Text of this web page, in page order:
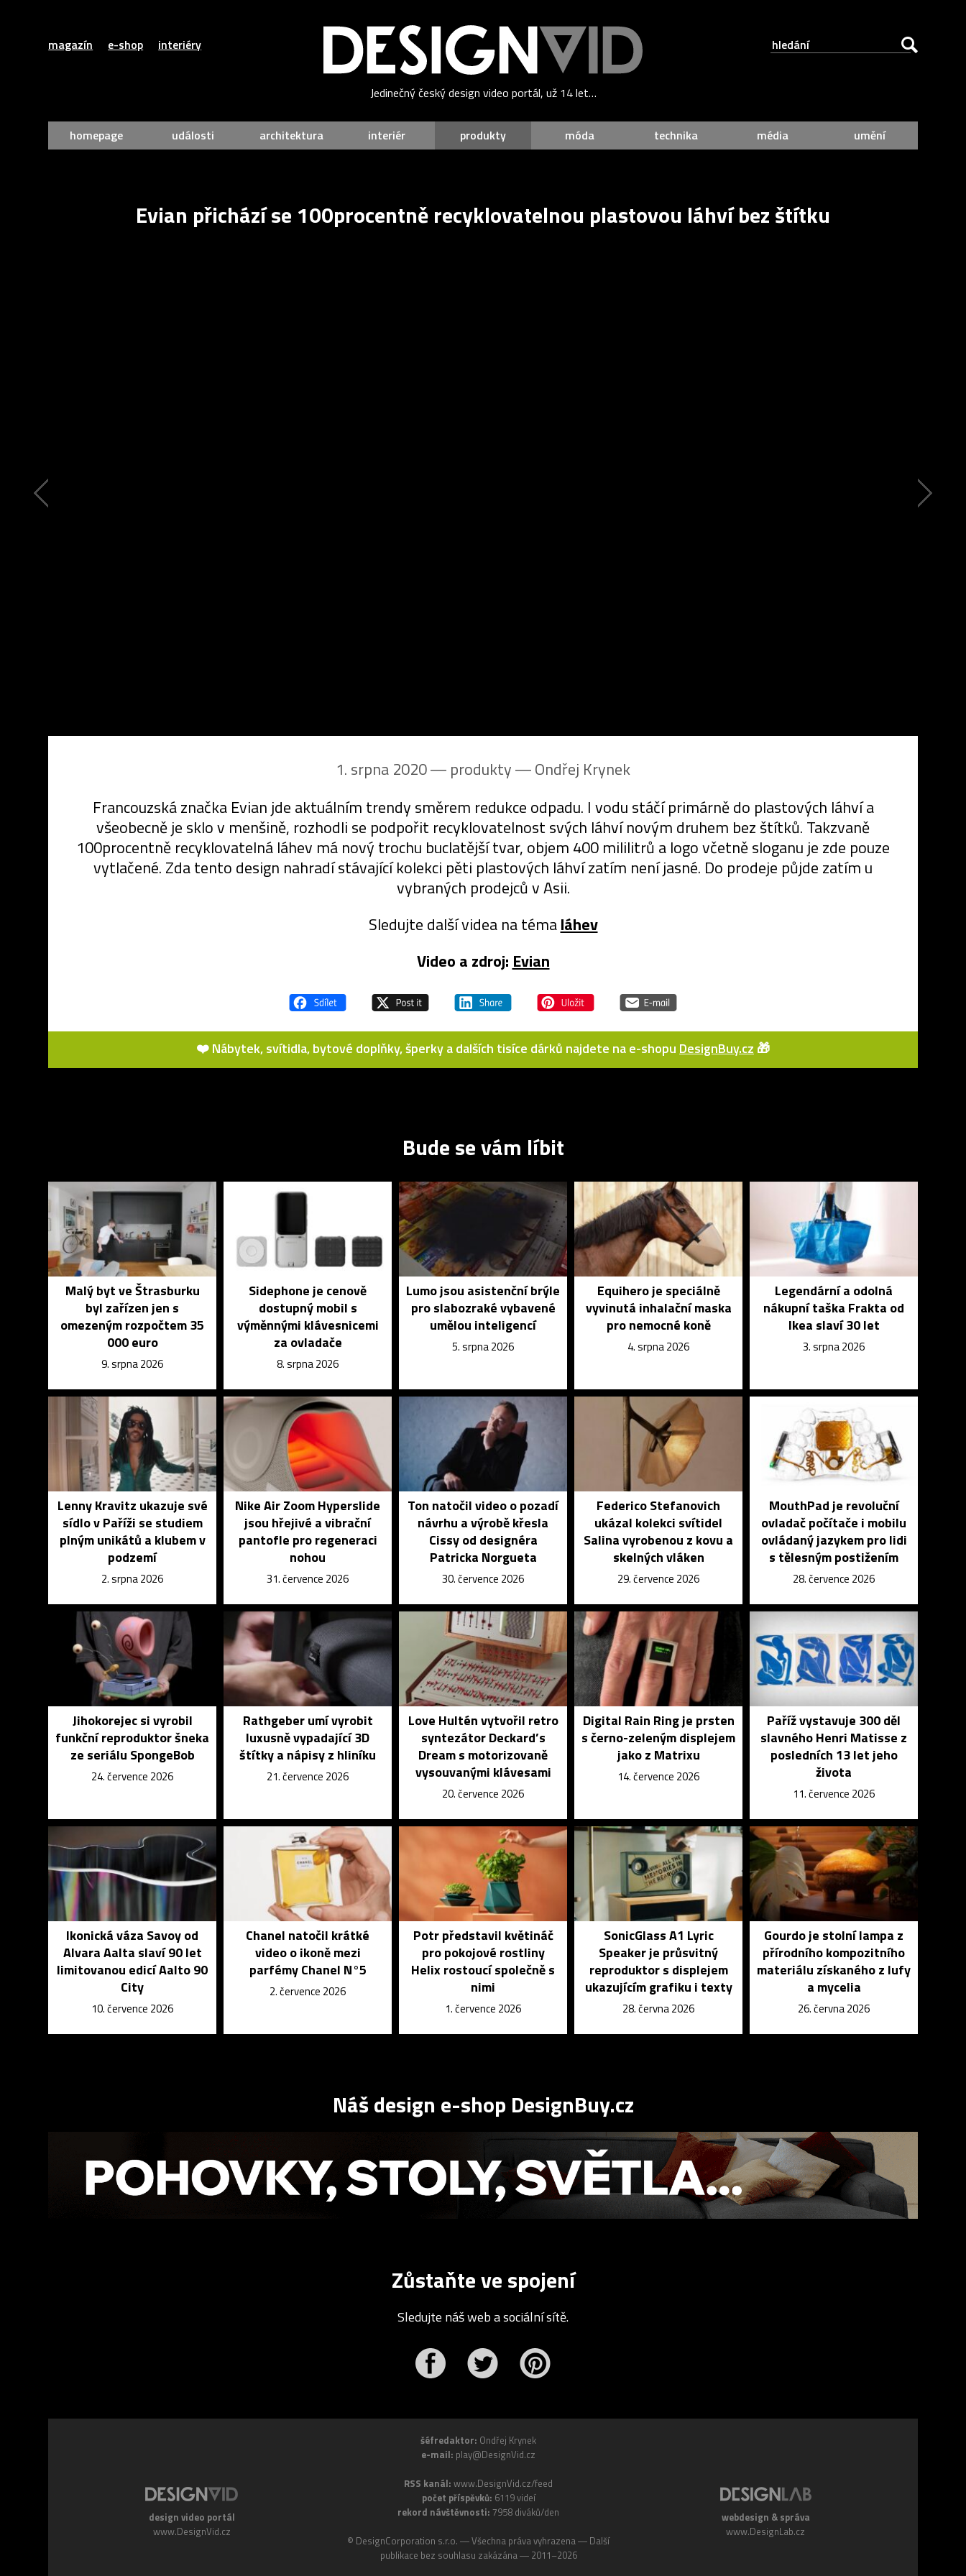
magazín e-shop interiéry
Jedinečný český design video portál, už 14 let…
homepage události architektura interiér produkty móda technika média umění
Evian přichází se 100procentně recyklovatelnou plastovou láhví bez štítku
1. srpna 2020 ― produkty ―Ondřej Krynek
Francouzská značka Evian jde aktuálním trendy směrem redukce odpadu. I vodu stáčí primárně do plastových láhví a
všeobecně je sklo v menšině, rozhodli se podpořit recyklovatelnost svých láhví novým druhem bez štítků. Takzvaně
100procentně recyklovatelná láhev má nový trochu buclatější tvar, objem 400 mililitrů a logo včetně sloganu je zde pouze
vytlačené. Zda tento design nahradí stávající kolekci pěti plastových láhví zatím není jasné. Do prodeje půjde zatím u
vybraných prodejců v Asii.
Sledujte další videa na témaláhev
Video a zdroj: Evian
❤️ Nábytek, svítidla, bytové doplňky, šperky a dalších tisíce dárků najdete na e-shopu DesignBuy.cz 🎁
Bude se vám líbit
Malý byt ve Štrasburku
byl zařízen jen s
omezeným rozpočtem 35
000 euro
9. srpna 2026
Sidephone je cenově
dostupný mobil s
výměnnými klávesnicemi
za ovladače
8. srpna 2026
Lumo jsou asistenční brýle
pro slabozraké vybavené
umělou inteligencí
5. srpna 2026
Equihero je speciálně
vyvinutá inhalační maska
pro nemocné koně
4. srpna 2026
Legendární a odolná
nákupní taška Frakta od
Ikea slaví 30 let
3. srpna 2026
Lenny Kravitz ukazuje své
sídlo v Paříži se studiem
plným unikátů a klubem v
podzemí
2. srpna 2026
Nike Air Zoom Hyperslide
jsou hřejivé a vibrační
pantofle pro regeneraci
nohou
31. července 2026
Ton natočil video o pozadí
návrhu a výrobě křesla
Cissy od designéra
Patricka Norgueta
30. července 2026
Federico Stefanovich
ukázal kolekci svítidel
Salina vyrobenou z kovu a
skelných vláken
29. července 2026
MouthPad je revoluční
ovladač počítače i mobilu
ovládaný jazykem pro lidi
s tělesným postižením
28. července 2026
Jihokorejec si vyrobil
funkční reproduktor šneka
ze seriálu SpongeBob
24. července 2026
Rathgeber umí vyrobit
luxusně vypadající 3D
štítky a nápisy z hliníku
21. července 2026
Love Hultén vytvořil retro
syntezátor Deckard’s
Dream s motorizovaně
vysouvanými klávesami
20. července 2026
Digital Rain Ring je prsten
s černo-zeleným displejem
jako z Matrixu
14. července 2026
Paříž vystavuje 300 děl
slavného Henri Matisse z
posledních 13 let jeho
života
11. července 2026
Ikonická váza Savoy od
Alvara Aalta slaví 90 let
limitovanou edicí Aalto 90
City
10. července 2026
Chanel natočil krátké
video o ikoně mezi
parfémy Chanel N°5
2. července 2026
Potr představil květináč
pro pokojové rostliny
Helix rostoucí společně s
nimi
1. července 2026
SonicGlass A1 Lyric
Speaker je průsvitný
reproduktor s displejem
ukazujícím grafiku i texty
28. června 2026
Gourdo je stolní lampa z
přírodního kompozitního
materiálu získaného z lufy
a mycelia
26. června 2026
Náš design e-shop DesignBuy.cz
Zůstaňte ve spojení
Sledujte náš web a sociální sítě.
design video portál
www.DesignVid.cz
šéfredaktor: Ondřej Krynek
e-mail: play@DesignVid.cz
RSS kanál: www.DesignVid.cz/feed
počet příspěvků: 6119 videí
rekord návštěvnosti: 7958 diváků/den
© DesignCorporation s.r.o. ― Všechna práva vyhrazena ― Další
publikace bez souhlasu zakázána ― 2011–2026
webdesign & správa
www.DesignLab.cz